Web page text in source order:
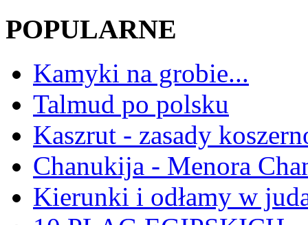
POPULARNE
Kamyki na grobie...
Talmud po polsku
Kaszrut - zasady
Chanukija - Menora
Kierunki i odłamy w